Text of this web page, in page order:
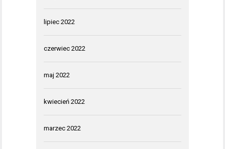
lipiec 2022
czerwiec 2022
maj 2022
kwiecień 2022
marzec 2022